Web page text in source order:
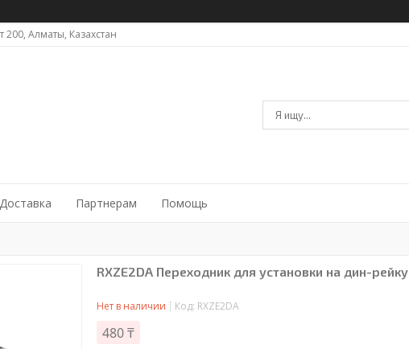
200, Алматы, Казахстан
Доставка Партнерам Помощь
RXZE2DA Переходник для установки на дин-рейку
Нет в наличии Код: RXZE2DA
480 ₸